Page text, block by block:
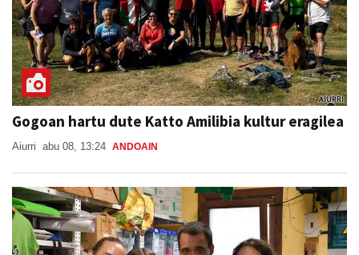
Gogoan hartu dute Katto Amilibia kultur eragilea
Aiurri abu 08, 13:24 ANDOAIN